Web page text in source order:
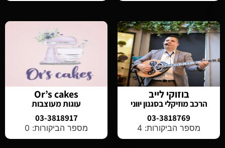
בוזוקי לייב
הרכב מוזיקלי בסגנון יווני
03-3818769
מספר הביקורות: 4
Or’s cakes
עוגות מעוצבות
03-3818917
מספר הביקורות: 0